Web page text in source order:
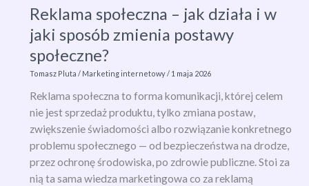
klientów
i
sprzedaż
dzięki
dowodom
społecznym?
Reklama społeczna – jak działa i w
jaki sposób zmienia postawy
społeczne?
Tomasz Pluta/ Marketing internetowy/ 1 maja 2026
Reklama społeczna to forma komunikacji, której celem
nie jest sprzedaż produktu, tylko zmiana postaw,
zwiększenie świadomości albo rozwiązanie konkretnego
problemu społecznego — od bezpieczeństwa na drodze,
przez ochronę środowiska, po zdrowie publiczne. Stoi za
nią ta sama wiedza marketingowa co za reklamą